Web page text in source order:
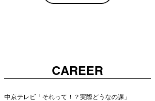
CAREER
中京テレビ「それって！？実際どうなの課」